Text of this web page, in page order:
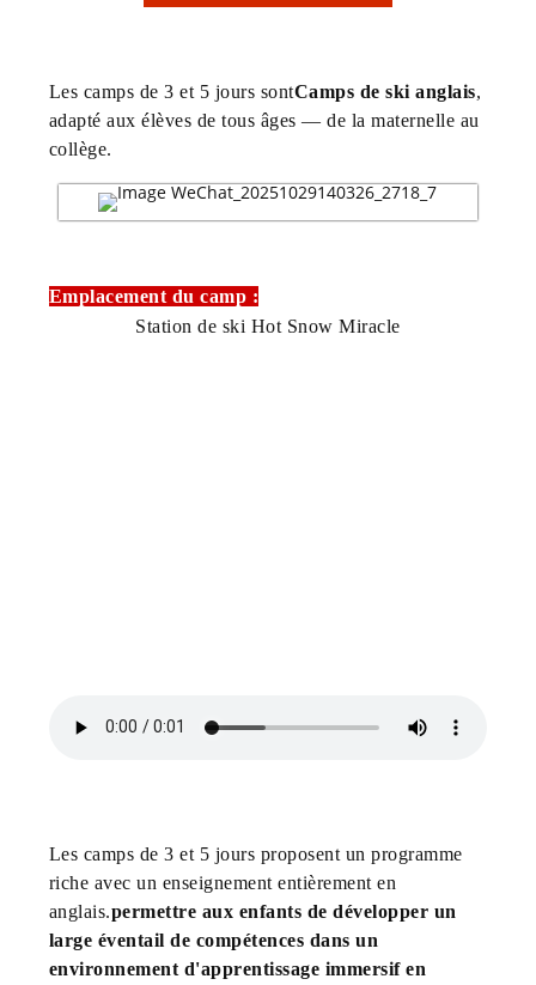
Les camps de 3 et 5 jours sontCamps de ski anglais,
adapté aux élèves de tous âges — de la maternelle au
collège.
Emplacement du camp :
Station de ski Hot Snow Miracle
Les camps de 3 et 5 jours proposent un programme
riche avec un enseignement entièrement en
anglais.permettre aux enfants de développer un
large éventail de compétences dans un
environnement d'apprentissage immersif en